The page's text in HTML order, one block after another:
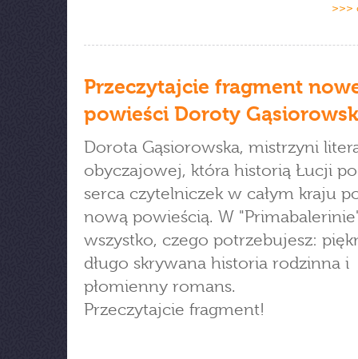
>>>
Przeczytajcie fragment
powieści Doroty
Dorota Gąsiorowska, mistrzyni
obyczajowej, która historią Łucji
serca czytelniczek w całym kraju
nową powieścią. W
wszystko, czego potrzebujesz:
długo skrywana historia rodzinna i
płomienny romans.
Przeczytajcie fragment!